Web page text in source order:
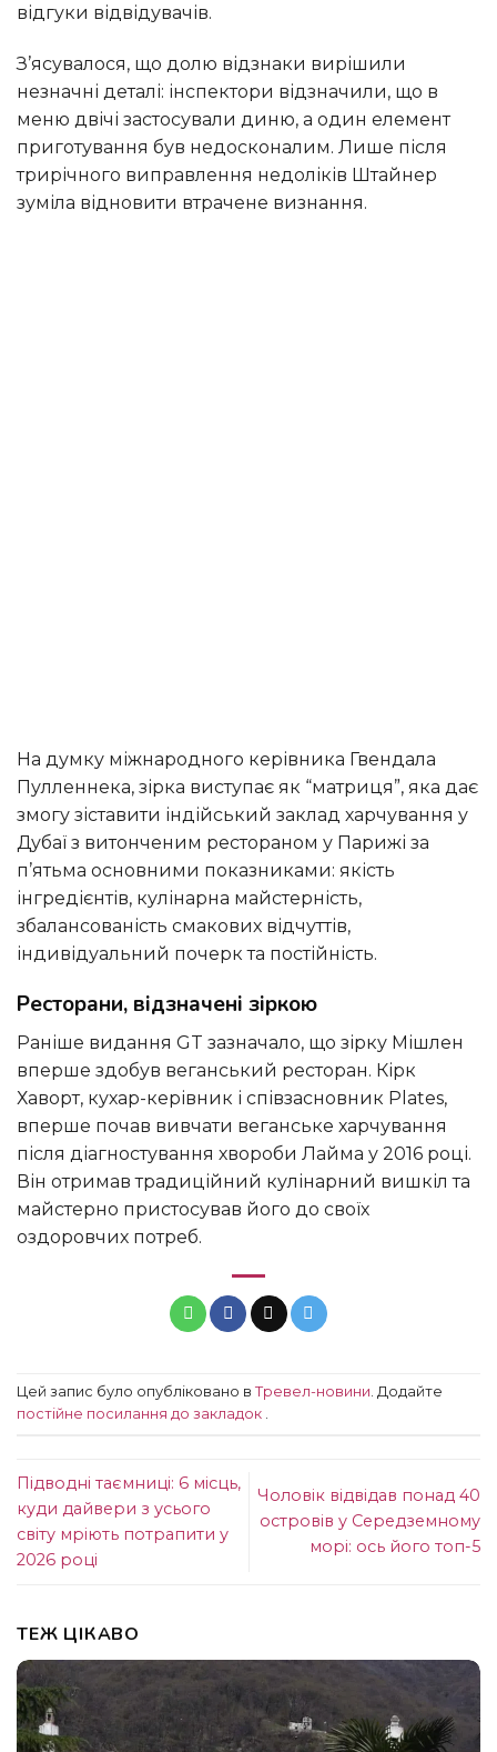
відгуки відвідувачів.
З’ясувалося, що долю відзнаки вирішили
незначні деталі: інспектори відзначили, що в
меню двічі застосували диню, а один елемент
приготування був недосконалим. Лише після
трирічного виправлення недоліків Штайнер
зуміла відновити втрачене визнання.
На думку міжнародного керівника Гвендала
Пулленнека, зірка виступає як “матриця”, яка дає
змогу зіставити індійський заклад харчування у
Дубаї з витонченим рестораном у Парижі за
п’ятьма основними показниками: якість
інгредієнтів, кулінарна майстерність,
збалансованість смакових відчуттів,
індивідуальний почерк та постійність.
Ресторани, відзначені зіркою
Раніше видання GT зазначало, що зірку Мішлен
вперше здобув веганський ресторан. Кірк
Хаворт, кухар-керівник і співзасновник Plates,
вперше почав вивчати веганське харчування
після діагностування хвороби Лайма у 2016 році.
Він отримав традиційний кулінарний вишкіл та
майстерно пристосував його до своїх
оздоровчих потреб.
Цей запис було опубліковано в Тревел-новини. Додайте
постійне посилання до закладок .
Підводні таємниці: 6 місць,
куди дайвери з усього
світу мріють потрапити у
2026 році
Чоловік відвідав понад 40
островів у Середземному
морі: ось його топ-5
ТЕЖ ЦІКАВО